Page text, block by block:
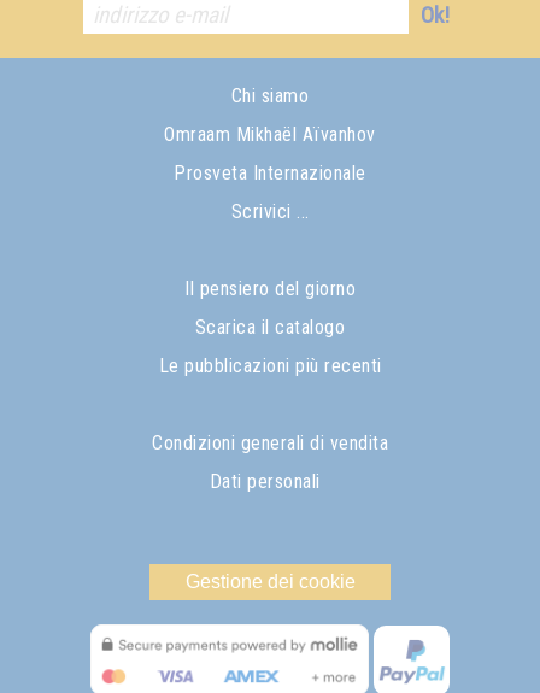
Ok!
Chi siamo
Omraam Mikhaël Aïvanhov
Prosveta Internazionale
Scrivici ...
Il pensiero del giorno
Scarica il catalogo
Le pubblicazioni più recenti
Condizioni generali di vendita
Dati personali
Gestione dei cookie